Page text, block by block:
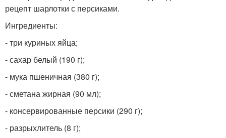
рецепт шарлотки с персиками.
Ингредиенты:
- три куриных яйца;
- сахар белый (190 г);
- мука пшеничная (380 г);
- сметана жирная (90 мл);
- консервированные персики (290 г);
- разрыхлитель (8 г);